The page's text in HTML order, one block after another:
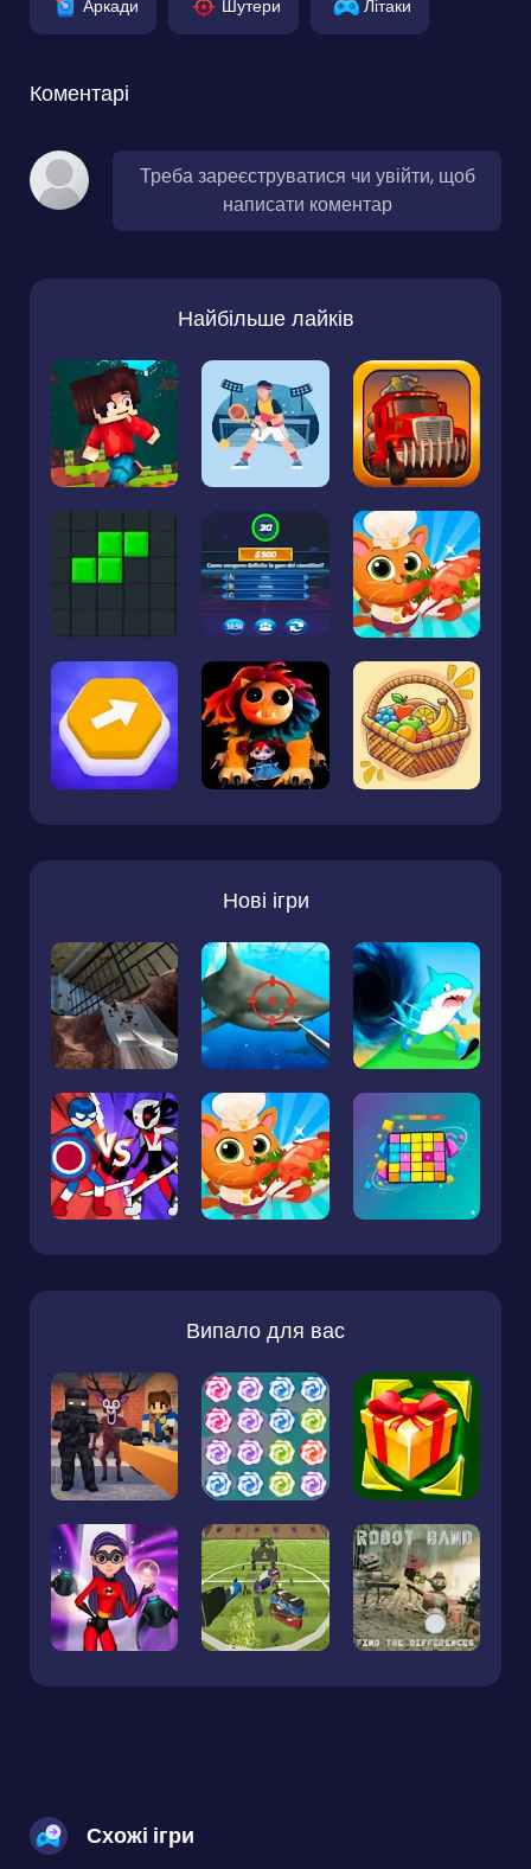
Аркади Шутери Літаки
Коментарі
Треба зареєструватися чи увійти, щоб
написати коментар
Найбільше лайків
Нові ігри
Випало для вас
Схожі ігри